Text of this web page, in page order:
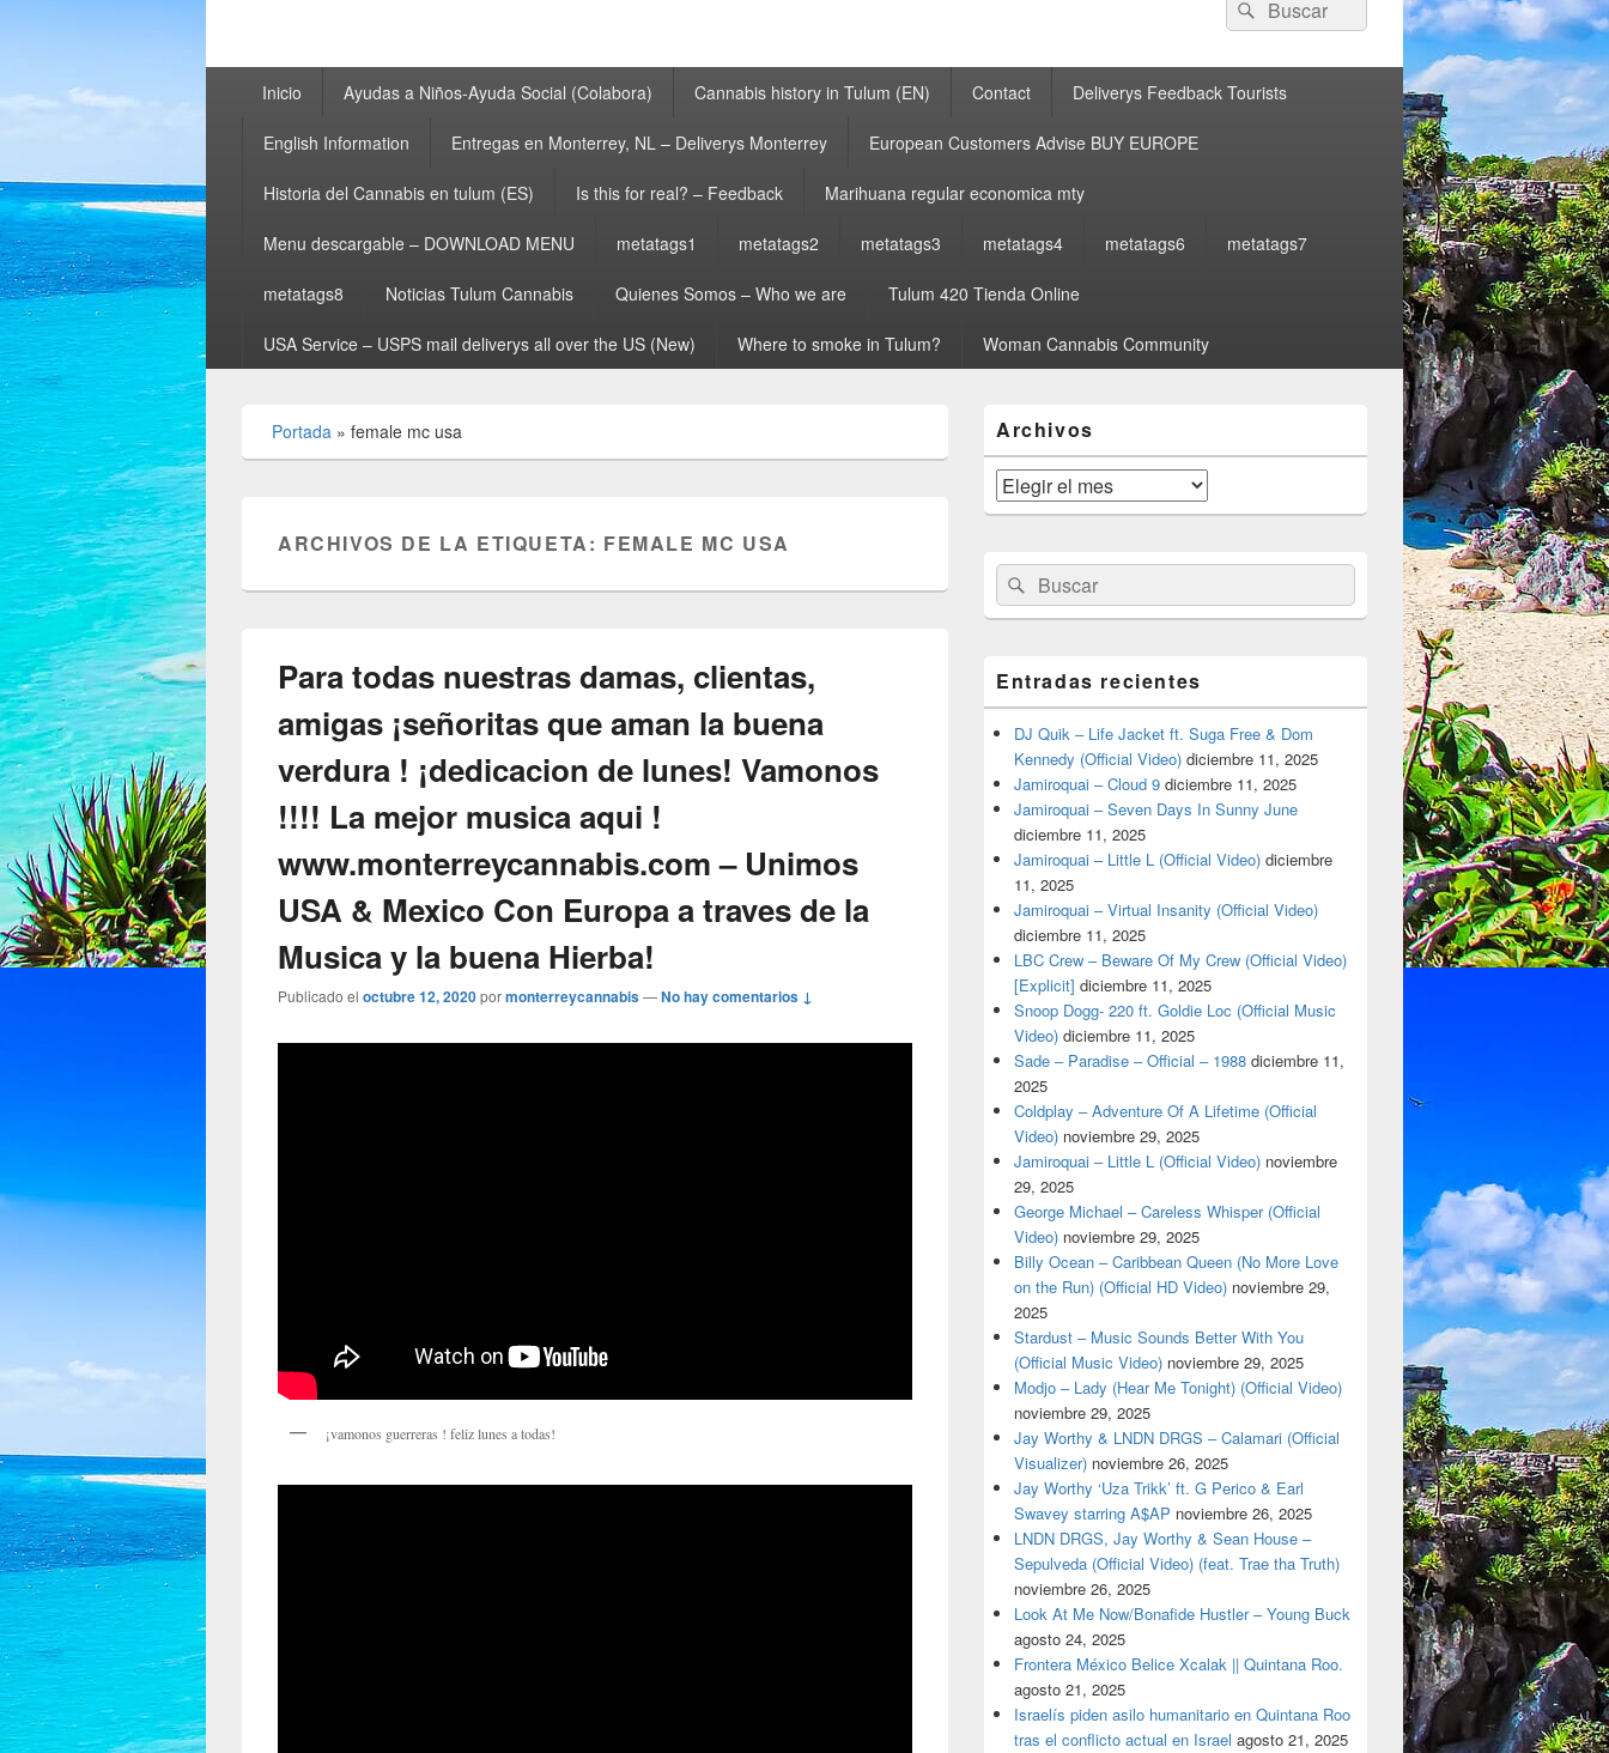
por:
principalInicio Ayudas a Niños-Ayuda Social (Colabora) Cannabis history in Tulum (EN) Contact Deliverys Feedback Tourists
English Information Entregas en Monterrey, NL – Deliverys Monterrey European Customers Advise BUY EUROPE
Historia del Cannabis en tulum (ES) Is this for real? – Feedback Marihuana regular economica mty
Menu descargable – DOWNLOAD MENU metatags1 metatags2 metatags3 metatags4 metatags6 metatags7
metatags8 Noticias Tulum Cannabis Quienes Somos – Who we are Tulum 420 Tienda Online
USA Service – USPS mail deliverys all over the US (New) Where to smoke in Tulum? Woman Cannabis Community
Portada » female mc usa
ARCHIVOS DE LA ETIQUETA: FEMALE MC USA
Para todas nuestras damas, clientas,
amigas ¡señoritas que aman la buena
verdura ! ¡dedicacion de lunes! Vamonos
!!!! La mejor musica aqui !
www.monterreycannabis.com – Unimos
USA & Mexico Con Europa a traves de la
Musica y la buena Hierba!
Publicado el octubre 12, 2020pormonterreycannabis—No hay comentarios ↓
¡vamonos guerreras ! feliz lunes a todas!
área
de
widget
barra
lateral
Archivos
Archivos
Buscar
por:
Buscar
Entradas recientes
DJ Quik – Life Jacket ft. Suga Free & Dom
Kennedy (Official Video) diciembre 11, 2025
Jamiroquai – Cloud 9 diciembre 11, 2025
Jamiroquai – Seven Days In Sunny June
diciembre 11, 2025
Jamiroquai – Little L (Official Video) diciembre
11, 2025
Jamiroquai – Virtual Insanity (Official Video)
diciembre 11, 2025
LBC Crew – Beware Of My Crew (Official Video)
[Explicit] diciembre 11, 2025
Snoop Dogg- 220 ft. Goldie Loc (Official Music
Video) diciembre 11, 2025
Sade – Paradise – Official – 1988 diciembre 11,
2025
Coldplay – Adventure Of A Lifetime (Official
Video) noviembre 29, 2025
Jamiroquai – Little L (Official Video) noviembre
29, 2025
George Michael – Careless Whisper (Official
Video) noviembre 29, 2025
Billy Ocean – Caribbean Queen (No More Love
on the Run) (Official HD Video) noviembre 29,
2025
Stardust – Music Sounds Better With You
(Official Music Video) noviembre 29, 2025
Modjo – Lady (Hear Me Tonight) (Official Video)
noviembre 29, 2025
Jay Worthy & LNDN DRGS – Calamari (Official
Visualizer) noviembre 26, 2025
Jay Worthy ‘Uza Trikk’ ft. G Perico & Earl
Swavey starring A$AP noviembre 26, 2025
LNDN DRGS, Jay Worthy & Sean House –
Sepulveda (Official Video) (feat. Trae tha Truth)
noviembre 26, 2025
Look At Me Now/Bonafide Hustler – Young Buck
agosto 24, 2025
Frontera México Belice Xcalak || Quintana Roo.
agosto 21, 2025
Israelís piden asilo humanitario en Quintana Roo
tras el conflicto actual en Israel agosto 21, 2025